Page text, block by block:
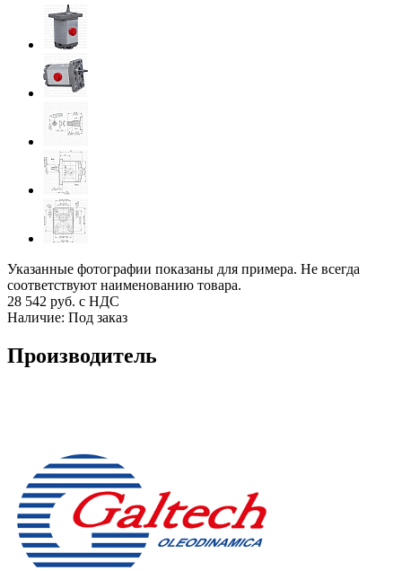
Указанные фотографии показаны для примера. Не всегда
соответствуют наименованию товара.
28 542 руб. с НДС
Наличие: Под заказ
Производитель